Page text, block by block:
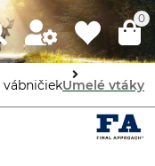
0
Umelé vtáky